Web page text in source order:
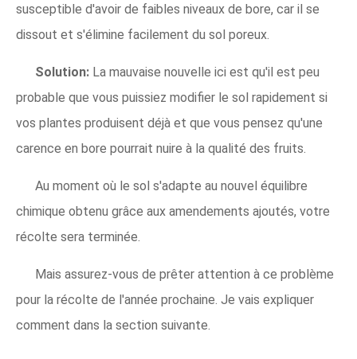
susceptible d'avoir de faibles niveaux de bore, car il se
dissout et s'élimine facilement du sol poreux.
Solution: La mauvaise nouvelle ici est qu'il est peu
probable que vous puissiez modifier le sol rapidement si
vos plantes produisent déjà et que vous pensez qu'une
carence en bore pourrait nuire à la qualité des fruits.
Au moment où le sol s'adapte au nouvel équilibre
chimique obtenu grâce aux amendements ajoutés, votre
récolte sera terminée.
Mais assurez-vous de prêter attention à ce problème
pour la récolte de l'année prochaine. Je vais expliquer
comment dans la section suivante.